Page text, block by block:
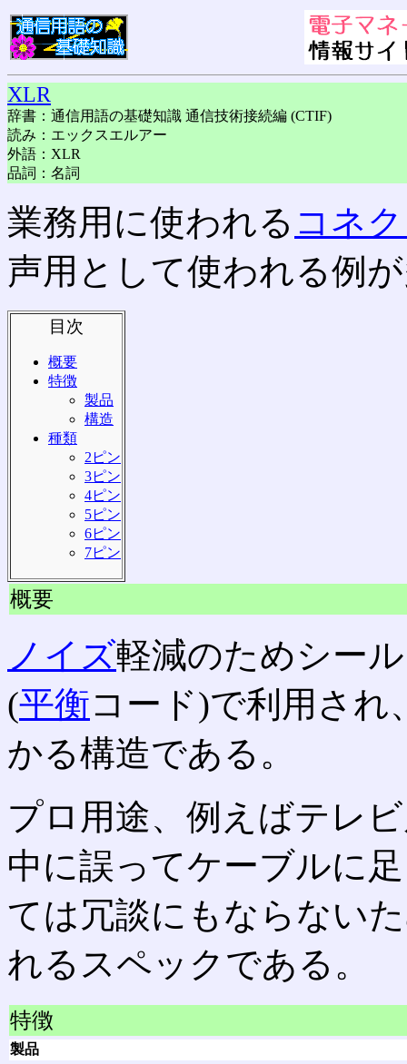
XLR
辞書：通信用語の基礎知識 通信技術接続編 (CTIF)
読み：エックスエルアー
外語：XLR
品詞：名詞
業務用に使われる コネ
声用として使われる例
目次
概要
特徴
製品
構造
種類
2ピン
3ピン
4ピン
5ピン
6ピン
7ピン
概要
ノイズ軽減のためシー
(平衡コード)で利用され
かる構造である。
プロ用途、例えばテレ
中に誤ってケーブルに
ては冗談にもならない
れるスペックである。
特徴
製品